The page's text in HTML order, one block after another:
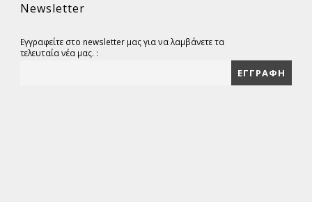
Newsletter
Εγγραφείτε στο newsletter μας για να λαμβάνετε τα
τελευταία νέα μας. :